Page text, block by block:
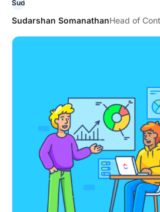
Sudarshan SomanathanHead of